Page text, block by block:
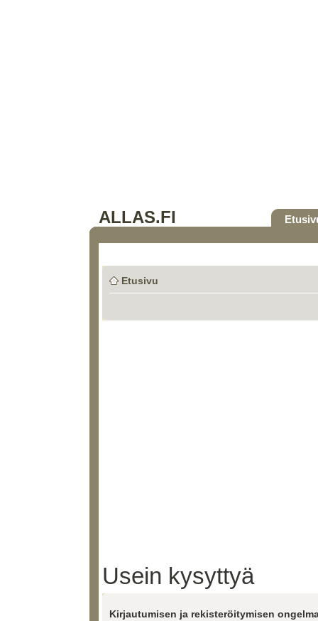
ALLAS.FI
Etusivu
Usein kysyttyä
Kirjautumisen ja rekisteröitymisen